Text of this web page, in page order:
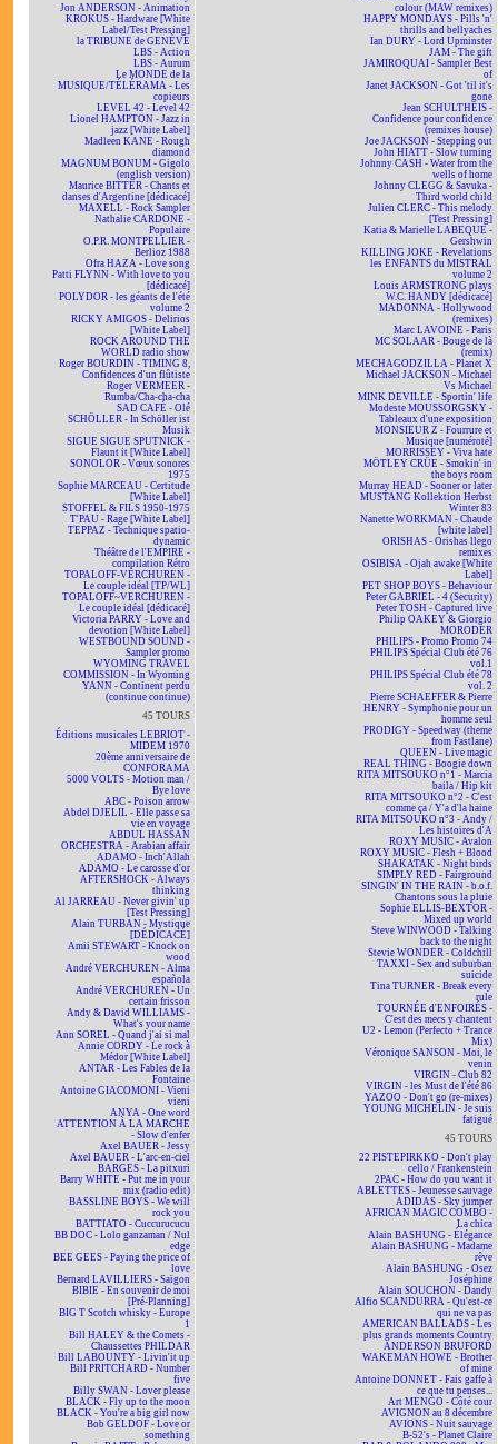
Jon ANDERSON - Animation
KROKUS - Hardware [White
Label/Test Pressing]
la TRIBUNE de GENÈVE
LBS - Action
LBS - Aurum
Le MONDE de la
MUSIQUE/TÉLÉRAMA - Les
copieurs
LEVEL 42 - Level 42
Lionel HAMPTON - Jazz in
jazz [White Label]
Madleen KANE - Rough
diamond
MAGNUM BONUM - Gigolo
(english version)
Maurice BITTER - Chants et
danses d'Argentine [dédicacé]
MAXELL - Rock Sampler
Nathalie CARDONE -
Populaire
O.P.R. MONTPELLIER -
Berlioz 1988
Ofra HAZA - Love song
Patti FLYNN - With love to you
[dédicacé]
POLYDOR - les géants de l'été
volume 2
RICKY AMIGOS - Delirios
[White Label]
ROCK AROUND THE
WORLD radio show
Roger BOURDIN - TIMING 8,
Confidences d'un flûtiste
Roger VERMEER -
Rumba/Cha-cha-cha
SAD CAFÉ - Olé
SCHÖLLER - In Schöller ist
Musik
SIGUE SIGUE SPUTNICK -
Flaunt it [White Label]
SONOLOR - Vœux sonores
1975
Sophie MARCEAU - Certitude
[White Label]
STOFFEL & FILS 1950-1975
T'PAU - Rage [White Label]
TEPPAZ - Technique spatio-
dynamic
Théâtre de l'EMPIRE -
compilation Rétro
TOPALOFF-VERCHUREN -
Le couple idéal [TP/WL]
TOPALOFF~VERCHUREN -
Le couple idéal [dédicacé]
Victoria PARRY - Love and
devotion [White Label]
WESTBOUND SOUND -
Sampler promo
WYOMING TRAVEL
COMMISSION - In Wyoming
YANN - Continent perdu
(continue continue)
45 TOURS
Éditions musicales LEBRIOT -
MIDEM 1970
20ème anniversaire de
CONFORAMA
5000 VOLTS - Motion man /
Bye love
ABC - Poison arrow
Abdel DJELIL - Elle passe sa
vie en voyage
ABDUL HASSAN
ORCHESTRA - Arabian affair
ADAMO - Inch'Allah
ADAMO - Le carosse d'or
AFTERSHOCK - Always
thinking
Al JARREAU - Never givin' up
[Test Pressing]
Alain TURBAN - Mystique
[DÉDICACÉ]
Amii STEWART - Knock on
wood
André VERCHUREN - Alma
española
André VERCHUREN - Un
certain frisson
Andy & David WILLIAMS -
What's your name
Ann SOREL - Quand j'ai si mal
Annie CORDY - Le rock à
Médor [White Label]
ANTAR - Les Fables de la
Fontaine
Antoine GIACOMONI - Vieni
vieni
ANYA - One word
ATTENTION À LA MARCHE
- Slow d'enfer
Axel BAUER - Jessy
Axel BAUER - L'arc-en-ciel
BARGES - La pitxuri
Barry WHITE - Put me in your
mix (radio edit)
BASSLINE BOYS - We will
rock you
BATTIATO - Cuccurucucu
BB DOC - Lolo ganzaman / Nul
edge
BEE GEES - Paying the price of
love
Bernard LAVILLIERS - Saïgon
BIBIE - En souvenir de moi
[Pré-Planning]
BIG T Scotch whisky - Europe
1
Bill HALEY & the Comets -
Chaussettes PHILDAR
Bill LABOUNTY - Livin'it up
Bill PRITCHARD - Number
five
Billy SWAN - Lover please
BLACK - Fly up to the moon
BLACK - You're a big girl now
Bob GELDOF - Love or
something
colour (MAW remixes)
HAPPY MONDAYS - Pills 'n'
thrills and bellyaches
Ian DURY - Lord Upminster
JAM - The gift
JAMIROQUAI - Sampler Best
of
Janet JACKSON - Got 'til it's
gone
Jean SCHULTHEIS -
Confidence pour confidence
(remixes house)
Joe JACKSON - Stepping out
John HIATT - Slow turning
Johnny CASH - Water from the
wells of home
Johnny CLEGG & Savuka -
Third world child
Julien CLERC - This melody
[Test Pressing]
Katia & Marielle LABEQUE -
Gershwin
KILLING JOKE - Revelations
les ENFANTS du MISTRAL
volume 2
Louis ARMSTRONG plays
W.C. HANDY [dédicacé]
MADONNA - Hollywood
(remixes)
Marc LAVOINE - Paris
MC SOLAAR - Bouge de là
(remix)
MECHAGODZILLA - Planet X
Michael JACKSON - Michael
Vs Michael
MINK DEVILLE - Sportin' life
Modeste MOUSSORGSKY -
Tableaux d'une exposition
MONSIEUR Z - Fourrure et
Musique [numéroté]
MORRISSEY - Viva hate
MÖTLEY CRÜE - Smokin' in
the boys room
Murray HEAD - Sooner or later
MUSTANG Kollektion Herbst
Winter 83
Nanette WORKMAN - Chaude
[white label]
ORISHAS - Orishas llego
remixes
OSIBISA - Ojah awake [White
Label]
PET SHOP BOYS - Behaviour
Peter GABRIEL - 4 (Security)
Peter TOSH - Captured live
Philip OAKEY & Giorgio
MORODER
PHILIPS - Promo Promo 74
PHILIPS Spécial Club été 76
vol.1
PHILIPS Spécial Club été 78
vol. 2
Pierre SCHAEFFER & Pierre
HENRY - Symphonie pour un
homme seul
PRODIGY - Speedway (theme
from Fastlane)
QUEEN - Live magic
REAL THING - Boogie down
RITA MITSOUKO n°1 - Marcia
baila / Hip kit
RITA MITSOUKO n°2 - C'est
comme ça / Y'a d'la haine
RITA MITSOUKO n°3 - Andy /
Les histoires d'A
ROXY MUSIC - Avalon
ROXY MUSIC - Flesh + Blood
SHAKATAK - Night birds
SIMPLY RED - Fairground
SINGIN' IN THE RAIN - b.o.f.
Chantons sous la pluie
Sophie ELLIS-BEXTOR -
Mixed up world
Steve WINWOOD - Talking
back to the night
Stevie WONDER - Coldchill
TAXXI - Sex and suburban
suicide
Tina TURNER - Break every
rule
TOURNÉE d'ENFOIRÉS -
C'est des mecs y chantent
U2 - Lemon (Perfecto + Trance
Mix)
Véronique SANSON - Moi, le
venin
VIRGIN - Club 82
VIRGIN - les Must de l'été 86
YAZOO - Don't go (re-mixes)
YOUNG MICHELIN - Je suis
fatigué
45 TOURS
22 PISTEPIRKKO - Don't play
cello / Frankenstein
2PAC - How do you want it
ABLETTES - Jeunesse sauvage
ADIDAS - Sky jumper
AFRICAN MAGIC COMBO -
La chica
Alain BASHUNG - Élégance
Alain BASHUNG - Madame
rêve
Alain BASHUNG - Osez
Joséphine
Alain SOUCHON - Dandy
Alfio SCANDURRA - Qu'est-ce
qui ne va pas
AMERICAN BALLADS - Les
plus grands moments Country
ANDERSON BRUFORD
WAKEMAN HOWE - Brother
of mine
Antoine DONNET - Fais gaffe à
ce que tu penses...
Art MENGO - Côté cour
AVIGNON au 8 décembre
AVIONS - Nuit sauvage
B-52's - Planet Claire